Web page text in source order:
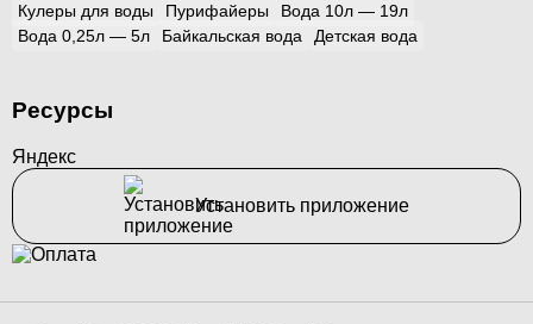
Кулеры для воды Пурифайеры
Вода 10л — 19л
Вода 0,25л — 5л
Байкальская вода Детская вода
Ресурсы
Яндекс
Установить приложение